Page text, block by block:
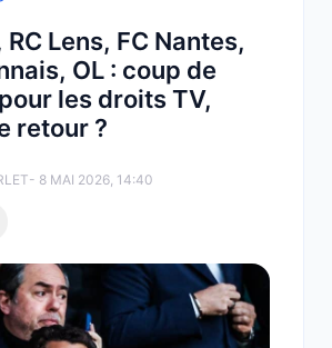
RC Lens, FC Nantes,
OL : coup de
les droits TV,
retour ?
- 8 MAI 2026, 14:40